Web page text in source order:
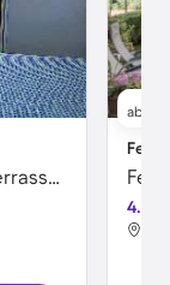
Ferienwohnung mit Garten und Terrasse | Bergblick
ab
4.7